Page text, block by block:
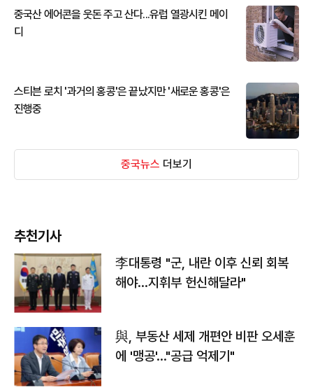
중국산 에어콘을 웃돈 주고 산다...유럽 열광시킨 메이
디
스티븐 로치 '과거의 홍콩'은 끝났지만 '새로운 홍콩'은
진행중
중국뉴스 더보기
추천기사
李대통령 "군, 내란 이후 신뢰 회복
해야…지휘부 헌신해달라"
與, 부동산 세제 개편안 비판 오세훈
에 '맹공'…"공급 억제기"